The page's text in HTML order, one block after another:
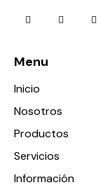
Menu
Inicio
Nosotros
Productos
Servicios
Información